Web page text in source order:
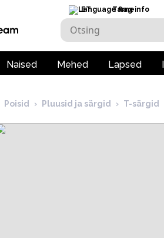
ET Tarneinfo
Naised Mehed Lapsed
Poisid › Pluusid ja särgid › T-särgid